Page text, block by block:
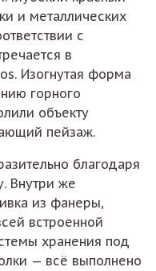
и металлических
с
в
Изогнутая форма
горного
объекту
пейзаж.
благодаря
Внутри же
из фанеры,
встроенной
хранения под
— всё выполнено